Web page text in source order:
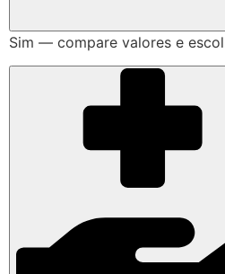
Sim — compare valores e